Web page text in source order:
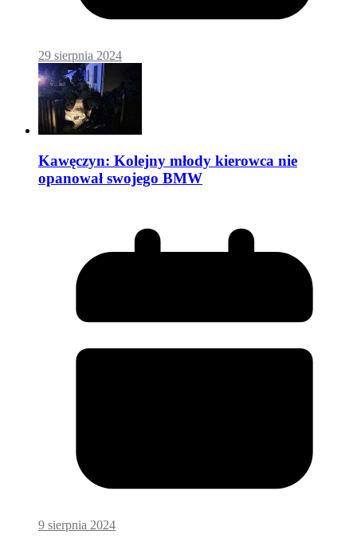
29 sierpnia 2024
Kawęczyn: Kolejny młody kierowca nie
opanował swojego BMW
9 sierpnia 2024